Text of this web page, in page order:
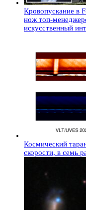
Кровопускание в
нож топ-
искусственный
Космический
скорости, в семь